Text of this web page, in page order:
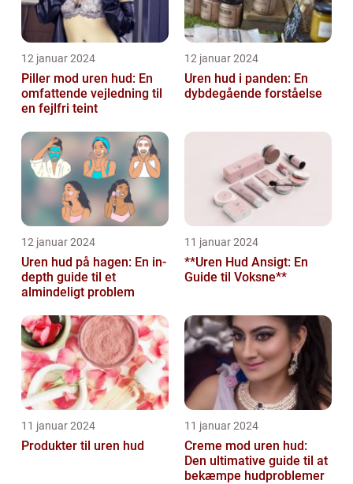
12 januar 2024
Piller mod uren hud: En
omfattende vejledning til
en fejlfri teint
12 januar 2024
Uren hud i panden: En
dybdegående forståelse
12 januar 2024
Uren hud på hagen: En in-
depth guide til et
almindeligt problem
11 januar 2024
**Uren Hud Ansigt: En
Guide til Voksne**
11 januar 2024
Produkter til uren hud
11 januar 2024
Creme mod uren hud:
Den ultimative guide til at
bekæmpe hudproblemer